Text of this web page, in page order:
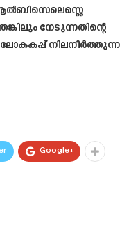
നേടുന്നതിന്റെ
ലോകകപ്പ് നിലനിർത്തുന്ന
Google+